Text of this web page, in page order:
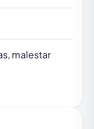
malestar